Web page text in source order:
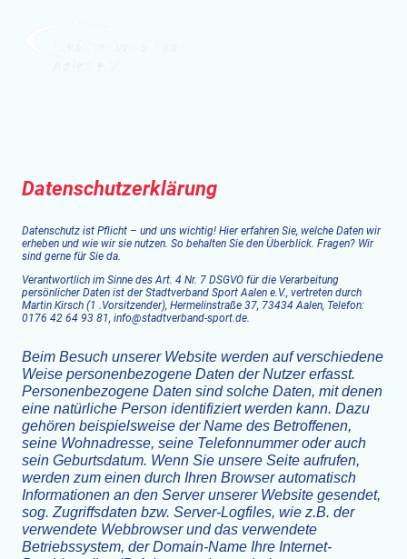
Datenschutzerklärung
Datenschutz ist Pflicht – und uns wichtig! Hier erfahren Sie, welche Daten wir
erheben und wie wir sie nutzen. So behalten Sie den Überblick. Fragen? Wir
sind gerne für Sie da.
Verantwortlich im Sinne des Art. 4 Nr. 7 DSGVO für die Verarbeitung
persönlicher Daten ist der Stadtverband Sport Aalen e.V., vertreten durch
Martin Kirsch (1 .Vorsitzender), Hermelinstraße 37, 73434 Aalen, Telefon:
0176 42 64 93 81, info@stadtverband-sport.de.
Beim Besuch unserer Website werden auf verschiedene
Weise personenbezogene Daten der Nutzer erfasst.
Personenbezogene Daten sind solche Daten, mit denen
eine natürliche Person identifiziert werden kann. Dazu
gehören beispielsweise der Name des Betroffenen,
seine Wohnadresse, seine Telefonnummer oder auch
sein Geburtsdatum. Wenn Sie unsere Seite aufrufen,
werden zum einen durch Ihren Browser automatisch
Informationen an den Server unserer Website gesendet,
sog. Zugriffsdaten bzw. Server-Logfiles, wie z.B. der
verwendete Webbrowser und das verwendete
Betriebssystem, der Domain-Name Ihre Internet-